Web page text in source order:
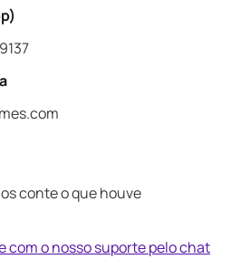
conte o que houve
com o nosso suporte pelo chat